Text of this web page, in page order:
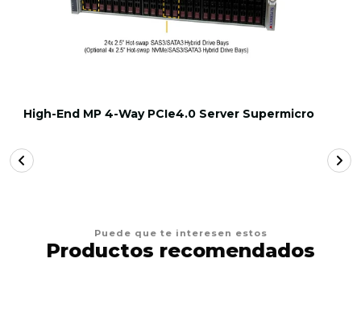
High-End MP 4-Way PCIe4.0 Server Supermicro
Puede que te interesen estos
Productos recomendados